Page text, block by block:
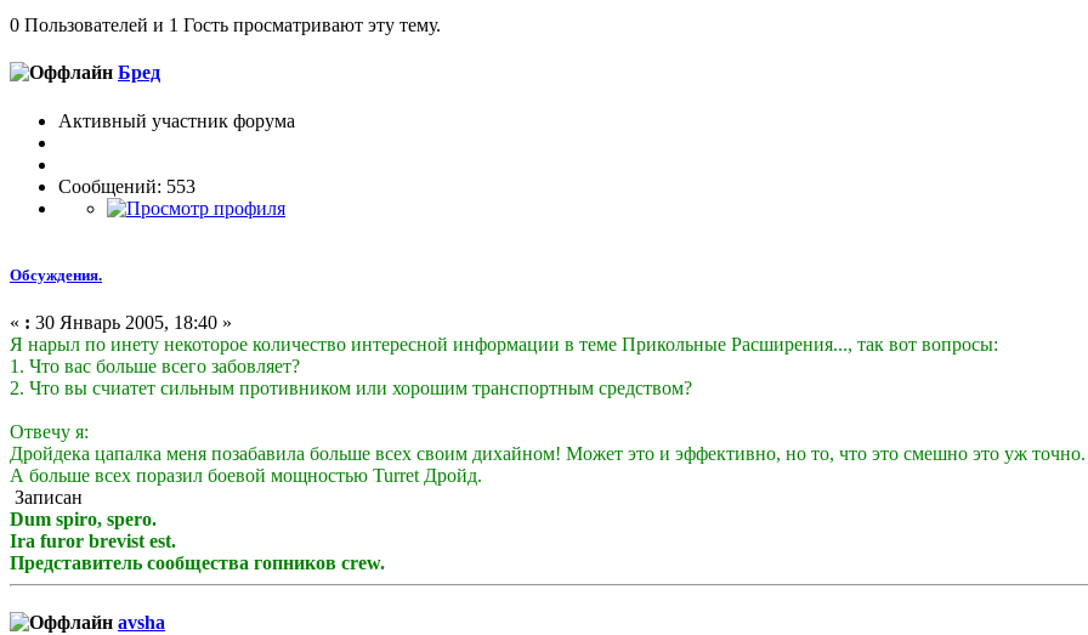
0 Пользователей и 1 Гость просматривают эту тему.
Бред
Активный участник форума
Сообщений: 553
Обсуждения.
« : 30 Январь 2005, 18:40 »
Я нарыл по инету некоторое количество интересной информации в теме Прикольные Расширения..., так вот вопросы:
1. Что вас больше всего забовляет?
2. Что вы счиатет сильным противником или хорошим транспортным средством?
Отвечу я:
Дройдека цапалка меня позабавила больше всех своим дихайном! Может это и эффективно, но то, что это смешно это уж точно.
А больше всех поразил боевой мощностью Turret Дройд.
Записан
Dum spiro, spero.
Ira furor brevist est.
Представитель сообщества гопников crew.
avsha